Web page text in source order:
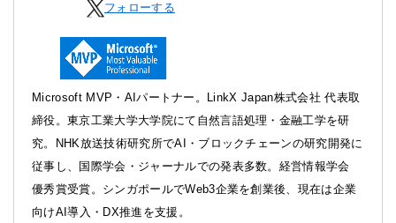
フォローする
Microsoft MVP・AIパートナー。LinkX Japan株式会社 代表取
締役。東京工業大学大学院にて自然言語処理・金融工学を研
究。NHK放送技術研究所でAI・ブロックチェーンの研究開発に
従事し、国際学会・ジャーナルでの発表多数。経営情報学会
優秀賞受賞。シンガポールでWeb3企業を創業後、現在は企業
向けAI導入・DX推進を支援。